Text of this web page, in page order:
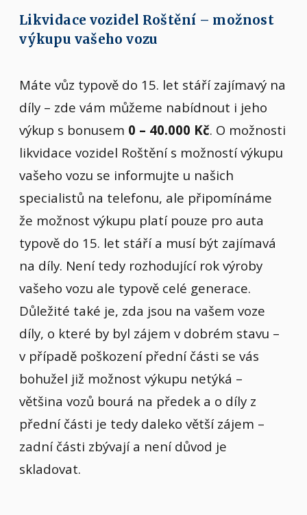
Likvidace vozidel Roštění – možnost
výkupu vašeho vozu
Máte vůz typově do 15. let stáří zajímavý na
díly – zde vám můžeme nabídnout i jeho
výkup s bonusem 0 – 40.000 Kč. O možnosti
likvidace vozidel Roštění s možností výkupu
vašeho vozu se informujte u našich
specialistů na telefonu, ale připomínáme
že možnost výkupu platí pouze pro auta
typově do 15. let stáří a musí být zajímavá
na díly. Není tedy rozhodující rok výroby
vašeho vozu ale typově celé generace.
Důležité také je, zda jsou na vašem voze
díly, o které by byl zájem v dobrém stavu –
v případě poškození přední části se vás
bohužel již možnost výkupu netýká –
většina vozů bourá na předek a o díly z
přední části je tedy daleko větší zájem –
zadní části zbývají a není důvod je
skladovat.